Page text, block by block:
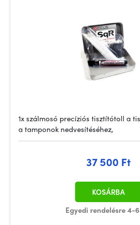
1x szálmosó precíziós tisztítótoll a
a tamponok nedvesítéséhez,
37 500 Ft
Egyedi rendelésre 4-
KOSÁRBA